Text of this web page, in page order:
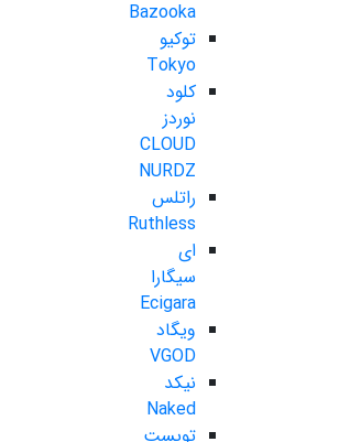
Bazooka
توکیو
Tokyo
کلود
نوردز
CLOUD
NURDZ
راتلس
Ruthless
ای
سیگارا
Ecigara
ویگاد
VGOD
نیکد
Naked
تویست